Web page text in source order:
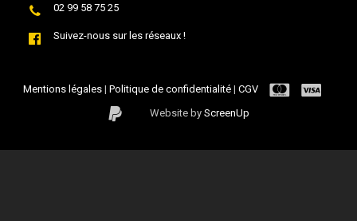
02 99 58 75 25
Suivez-nous sur les réseaux !
Mentions légales|Politique de confidentialité|CGV
Website byScreenUp